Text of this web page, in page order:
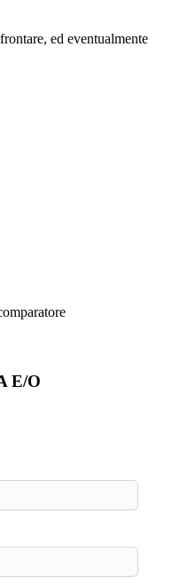
ed eventualmente
E/O